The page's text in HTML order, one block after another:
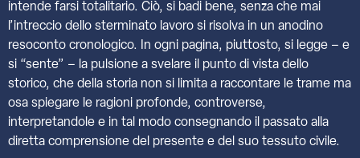
intende farsi totalitario. Ciò, si badi bene, senza che mai
l’intreccio dello sterminato lavoro si risolva in un anodino
resoconto cronologico. In ogni pagina, piuttosto, si legge – e
si “sente” – la pulsione a svelare il punto di vista dello
storico, che della storia non si limita a raccontare le trame ma
osa spiegare le ragioni profonde, controverse,
interpretandole e in tal modo consegnando il passato alla
diretta comprensione del presente e del suo tessuto civile.